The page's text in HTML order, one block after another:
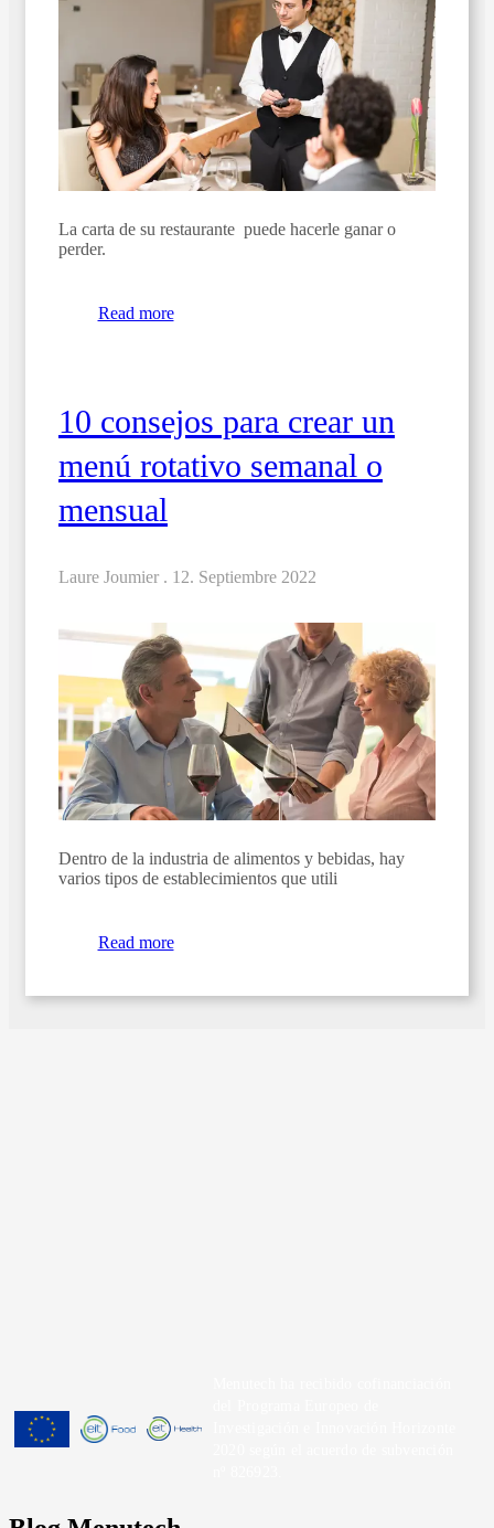
La carta de su restaurante puede hacerle ganar o
perder.
Read more
10 consejos para crear un
menú rotativo semanal o
mensual
Laure Joumier . 12. Septiembre 2022
Dentro de la industria de alimentos y bebidas, hay
varios tipos de establecimientos que utili
Read more